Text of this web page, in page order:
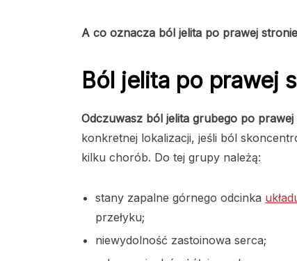
A co oznacza ból jelita po prawej
Ból jelita po prawej
Odczuwasz ból jelita grubego po prawej
konkretnej lokalizacji, jeśli ból
kilku chorób. Do tej grupy należą:
stany zapalne górnego odcinka
przełyku;
niewydolność zastoinowa serca;